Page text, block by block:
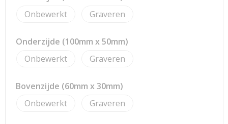
Duffeltassen
Onbewerkt
Graveren
Onderzijde (100mm x 50mm)
Onbewerkt
Graveren
Bovenzijde (60mm x 30mm)
Onbewerkt
Graveren